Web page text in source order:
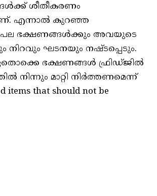
ശീതീകരണം
എന്നാൽ കുറഞ്ഞ
പല ഭക്ഷണങ്ങൾക്കും അവയുടെ
നിറവും ഘടനയും നഷ്ടപ്പെടും.
ഭക്ഷണങ്ങൾ ഫ്രിഡ്ജിൽ
നിന്നും മാറ്റി നിർത്തണമെന്ന്
items that should not be